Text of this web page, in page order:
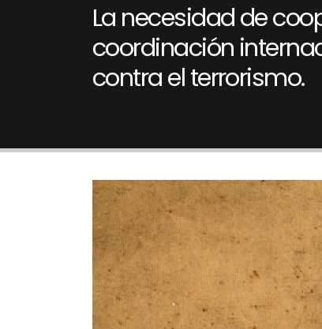
La necesidad de
coordinación
contra el terrorismo.